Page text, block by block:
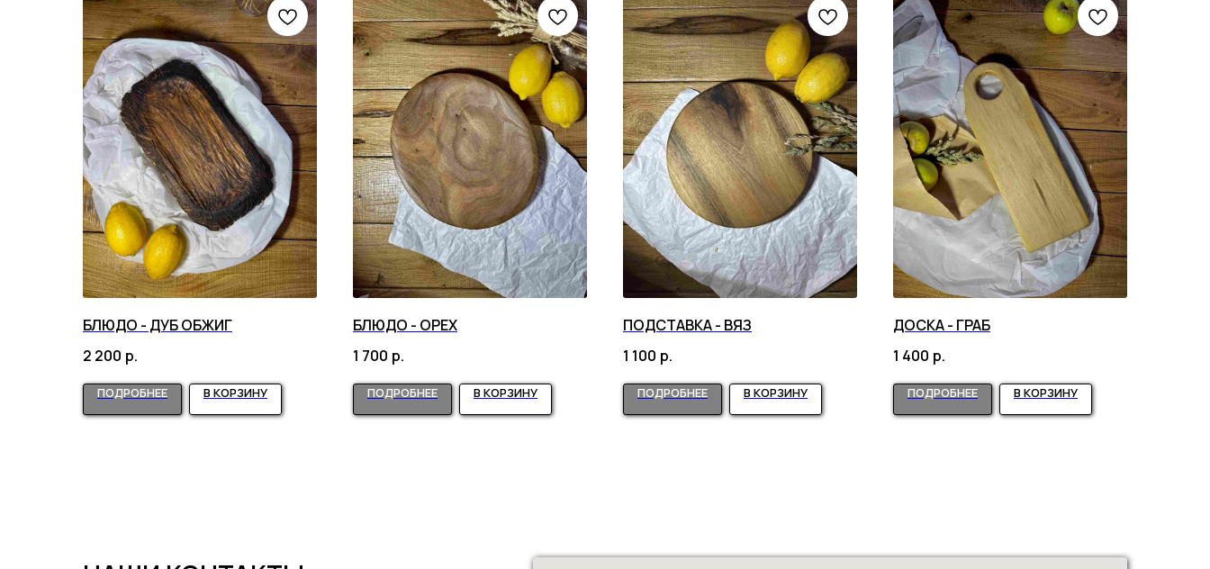
БЛЮДО - ДУБ ОБЖИГ
2 200 р.
ПОДРОБНЕЕ В КОРЗИНУ
БЛЮДО - ОРЕХ
1 700 р.
ПОДРОБНЕЕ В КОРЗИНУ
ПОДСТАВКА - ВЯЗ
1 100 р.
ПОДРОБНЕЕ В КОРЗИНУ
ДОСКА - ГРАБ
1 400 р.
ПОДРОБНЕЕ В КОРЗИНУ